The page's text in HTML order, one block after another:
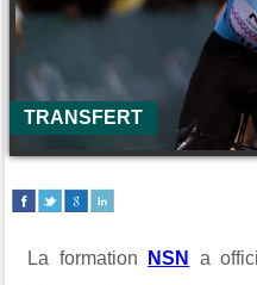
TRANSFERT
La formation NSN a